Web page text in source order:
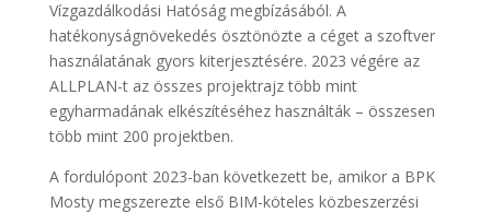
Vízgazdálkodási Hatóság megbízásából. A
hatékonyságnövekedés ösztönözte a céget a szoftver
használatának gyors kiterjesztésére. 2023 végére az
ALLPLAN-t az összes projektrajz több mint
egyharmadának elkészítéséhez használták – összesen
több mint 200 projektben.
A fordulópont 2023-ban következett be, amikor a BPK
Mosty megszerezte első BIM-köteles közbeszerzési